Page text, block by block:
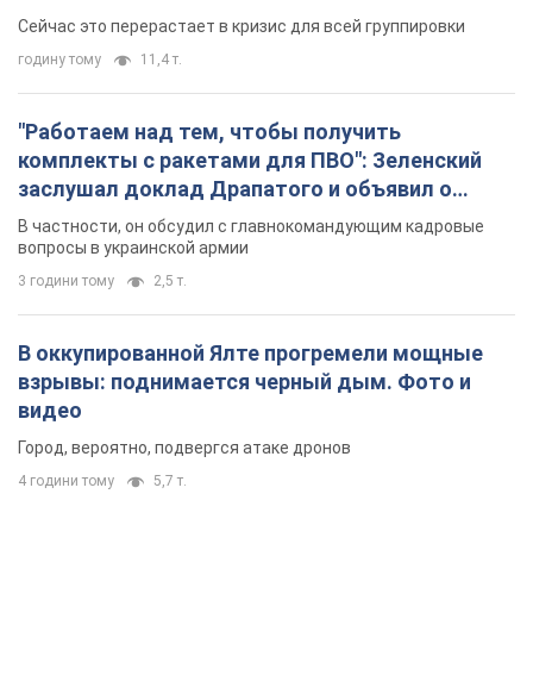
удалось
Сейчас это перерастает в кризис для всей группировки
годину тому 11,4 т.
"Работаем над тем, чтобы получить
комплекты с ракетами для ПВО": Зеленский
заслушал доклад Драпатого и объявил о
новых мерах
В частности, он обсудил с главнокомандующим кадровые
вопросы в украинской армии
3 години тому 2,5 т.
В оккупированной Ялте прогремели мощные
взрывы: поднимается черный дым. Фото и
видео
Город, вероятно, подвергся атаке дронов
4 години тому 5,7 т.